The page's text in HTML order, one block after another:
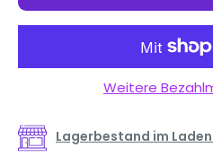
Weitere
Lagerbestand im